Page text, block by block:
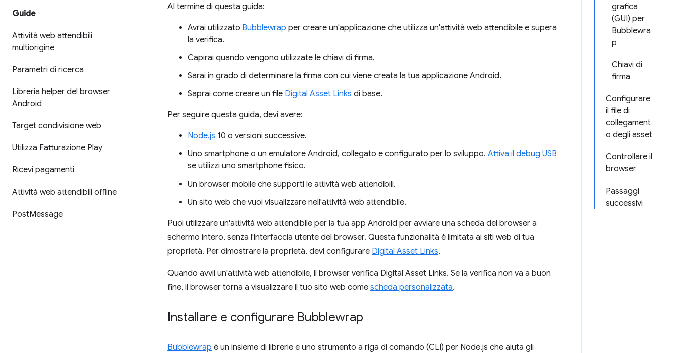
Guide
Attività web attendibili
multiorigine
Parametri di ricerca
Libreria helper del browser
Android
Target condivisione web
Utilizza Fatturazione Play
Ricevi pagamenti
Attività web attendibili offline
PostMessage
grafica
(GUI) per
Bubblewra
p
Chiavi di
firma
Configurare
il file di
collegament
o degli asset
Controllare il
browser
Passaggi
successivi
Al termine di questa guida:
Avrai utilizzato Bubblewrap per creare un'applicazione che utilizza un'attività web attendibile e supera
la verifica.
Capirai quando vengono utilizzate le chiavi di firma.
Sarai in grado di determinare la firma con cui viene creata la tua applicazione Android.
Saprai come creare un file Digital Asset Links di base.
Per seguire questa guida, devi avere:
Node.js 10 o versioni successive.
Uno smartphone o un emulatore Android, collegato e configurato per lo sviluppo. Attiva il debug USB
se utilizzi uno smartphone fisico.
Un browser mobile che supporti le attività web attendibili.
Un sito web che vuoi visualizzare nell'attività web attendibile.
Puoi utilizzare un'attività web attendibile per la tua app Android per avviare una scheda del browser a
schermo intero, senza l'interfaccia utente del browser. Questa funzionalità è limitata ai siti web di tua
proprietà. Per dimostrare la proprietà, devi configurare Digital Asset Links.
Quando avvii un'attività web attendibile, il browser verifica Digital Asset Links. Se la verifica non va a buon
fine, il browser torna a visualizzare il tuo sito web come scheda personalizzata.
Installare e configurare Bubblewrap
Bubblewrap è un insieme di librerie e uno strumento a riga di comando (CLI) per Node.js che aiuta gli